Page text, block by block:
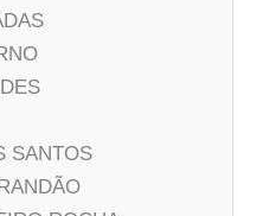
SANTOS